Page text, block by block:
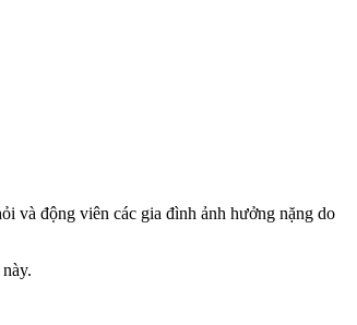
và động viên các gia đình ảnh hưởng nặng do